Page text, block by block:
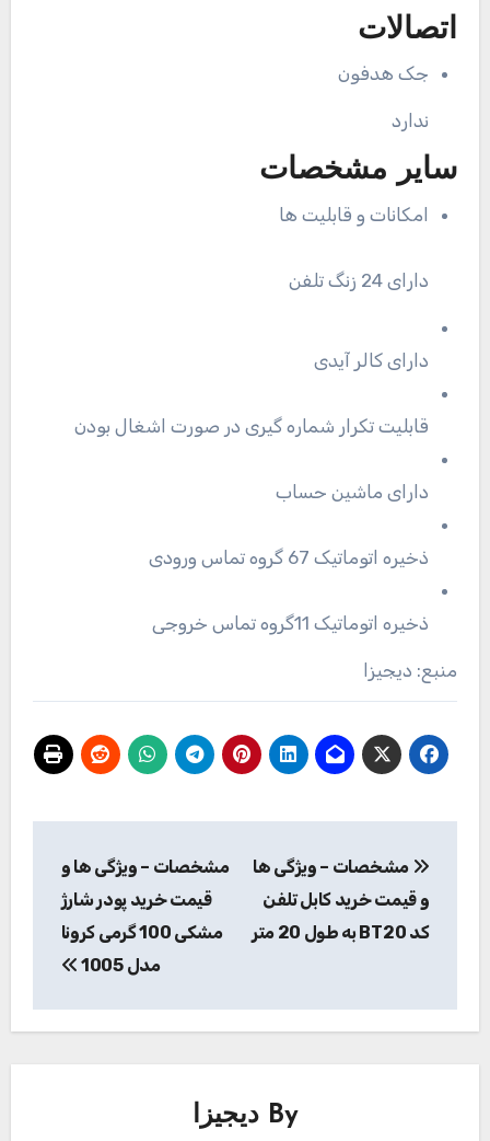
اتصالات
جک هدفون
ندارد
سایر مشخصات
امکانات و قابلیت ها
دارای 24 زنگ تلفن
دارای کالر آیدی
قابلیت تکرار شماره گیری در صورت اشغال بودن
دارای ماشین حساب
ذخیره اتوماتیک 67 گروه تماس ورودی
ذخیره اتوماتیک 11گروه تماس خروجی
منبع: دیجیزا
نوشته
مشخصات – ویژگی ها
و قیمت خرید کابل تلفن
کد BT20 به طول 20 متر
مشخصات – ویژگی ها و
قیمت خرید پودر شارژ
مشکی 100 گرمی کرونا
مدل 1005
By دیجیزا